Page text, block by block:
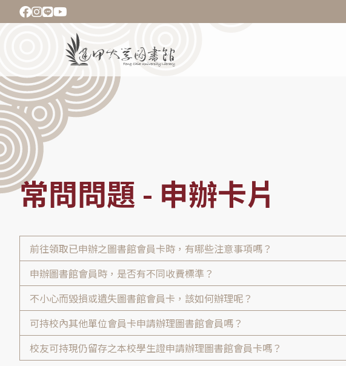
至
導
航
連
結常問問題 - 申辦卡片
前往領取已申辦之圖書館會員卡時，有哪些注意事項嗎？
申辦圖書館會員時，是否有不同收費標準？
不小心而毀損或遺失圖書館會員卡，該如何辦理呢？
可持校內其他單位會員卡申請辦理圖書館會員嗎？
校友可持現仍留存之本校學生證申請辦理圖書館會員卡嗎？